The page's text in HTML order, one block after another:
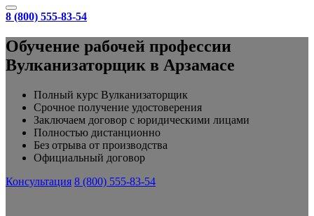
8 (800) 555-83-54
Обучение рабочей профессии
Вулканизаторщик в Арзамасе
Полный курс Вулканизаторщик
Срочное получение удостоверения
Заключаем договор с юридическими лицами
Полностью дистанционно
Без отрыва от производства
Официальный договор
Консультация 8 (800) 555-83-54